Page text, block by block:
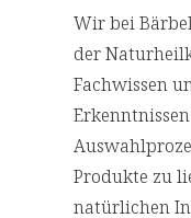
für die
Presslingen.
Rezeptur, die
Wir bei
der
Fachwissen
Produkte zu
natürlichen